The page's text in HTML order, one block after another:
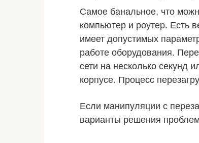
Самое банальное, что
компьютер и роутер. Есть
имеет допустимых
работе оборудования.
сети на несколько секунд
корпусе. Процесс
Если манипуляции с
варианты решения